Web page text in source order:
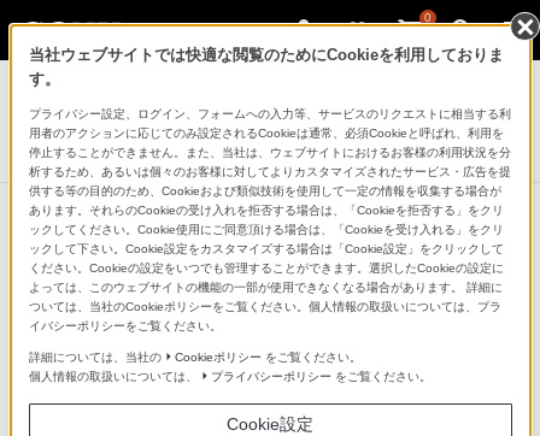
0
テレビ ブラビア
4K液晶テレビ
X9350Dシリーズ
多彩なコンテンツをスマートに楽し
めるアプリ「Video & TV
SideView」
スマートフォン（＊）をリモコン代わりにして操作した
当社ウェブサイトでは快適な閲覧のためにCookieを利用しておりま
す。
プライバシー設定、ログイン、フォームへの入力等、サービスのリクエストに相当する利
用者のアクションに応じてのみ設定されるCookieは通常、必須Cookieと呼ばれ、利用を
停止することができません。また、当社は、ウェブサイトにおけるお客様の利用状況を分
析するため、あるいは個々のお客様に対してよりカスタマイズされたサービス・広告を提
供する等の目的のため、Cookieおよび類似技術を使用して一定の情報を収集する場合が
あります。それらのCookieの受け入れを拒否する場合は、「Cookieを拒否する」をクリ
ックしてください。Cookie使用にご同意頂ける場合は、「Cookieを受け入れる」をクリ
ックして下さい。Cookie設定をカスタマイズする場合は「Cookie設定」をクリックして
ください。Cookieの設定をいつでも管理することができます。選択したCookieの設定に
よっては、このウェブサイトの機能の一部が使用できなくなる場合があります。 詳細に
ついては、当社のCookieポリシーをご覧ください。個人情報の取扱いについては、プラ
イバシーポリシーをご覧ください。
詳細については、当社の Cookieポリシー をご覧ください。
個人情報の取扱いについては、
プライバシーポリシー をご覧ください。
Cookie設定